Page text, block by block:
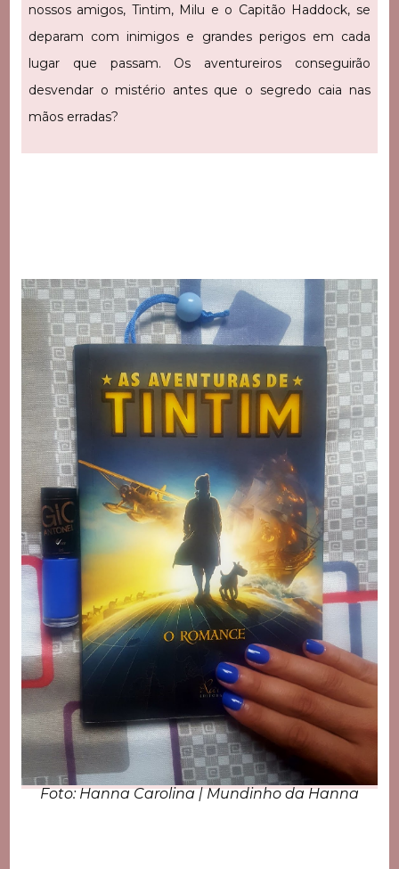
nossos amigos, Tintim, Milu e o Capitão Haddock, se
deparam com inimigos e grandes perigos em cada
lugar que passam. Os aventureiros conseguirão
desvendar o mistério antes que o segredo caia nas
mãos erradas?
Foto: Hanna Carolina | Mundinho da Hanna